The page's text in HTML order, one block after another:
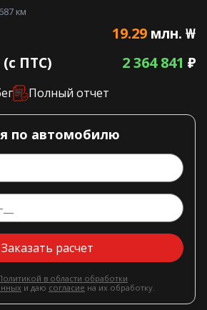
км
19.29 млн. ₩
ПТС)
2 364 841 ₽
Полный отчет
по автомобилю
Заказать расчет
в области обработки
и даю согласие на их обработку.